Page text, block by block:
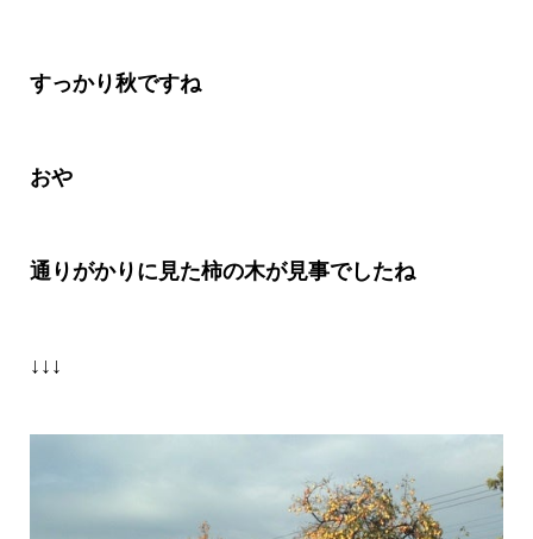
すっかり秋ですね
おや
通りがかりに見た柿の木が見事でしたね
↓↓↓